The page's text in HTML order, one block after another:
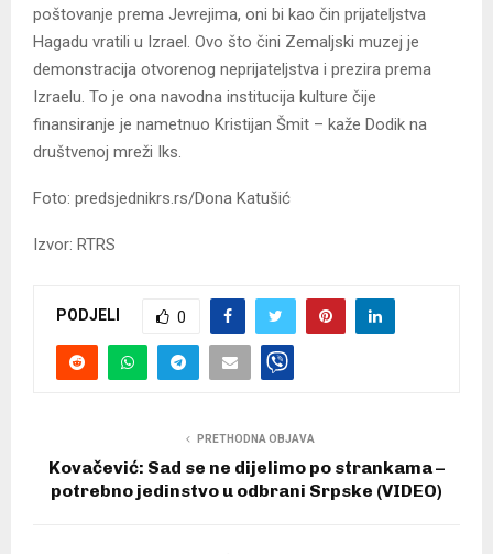
poštovanje prema Јevrejima, oni bi kao čin prijateljstva
Hagadu vratili u Izrael. Ovo što čini Zemaljski muzej je
demonstracija otvorenog neprijateljstva i prezira prema
Izraelu. To je ona navodna institucija kulture čije
finansiranje je nametnuo Kristijan Šmit – kaže Dodik na
društvenoj mreži Iks.
Foto: predsjednikrs.rs/Dona Katušić
Izvor: RTRS
PODJELI 0
PRETHODNA OBJAVA
Kovačević: Sad se ne dijelimo po strankama –
potrebno jedinstvo u odbrani Srpske (VIDEO)